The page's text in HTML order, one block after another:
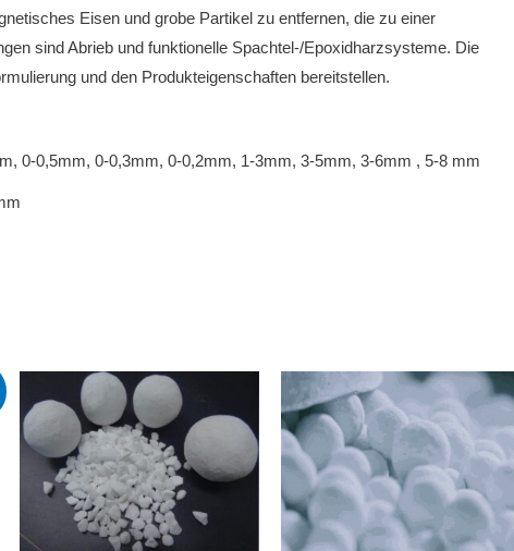
Eisen und grobe Partikel zu entfernen, die zu einer
sind Abrieb und funktionelle Spachtel-/Epoxidharzsysteme. Die
und den Produkteigenschaften bereitstellen.
0-0,5mm, 0-0,3mm, 0-0,2mm, 1-3mm, 3-5mm, 3-6mm , 5-8 mm